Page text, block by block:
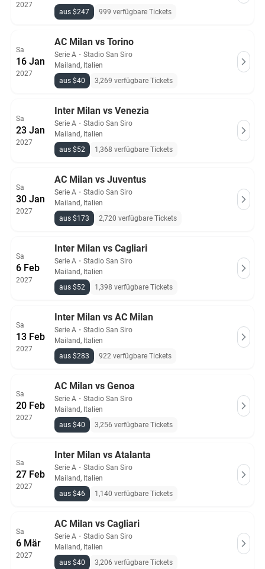
2027
aus $247
999 verfügbare Tickets
Sa
16 Jan
2027
AC Milan vs Torino
Serie A ・ Stadio San Siro
Mailand, Italien
aus $40
3,269 verfügbare Tickets
Sa
23 Jan
2027
Inter Milan vs Venezia
Serie A ・ Stadio San Siro
Mailand, Italien
aus $52
1,368 verfügbare Tickets
Sa
30 Jan
2027
AC Milan vs Juventus
Serie A ・ Stadio San Siro
Mailand, Italien
aus $173
2,720 verfügbare Tickets
Sa
6 Feb
2027
Inter Milan vs Cagliari
Serie A ・ Stadio San Siro
Mailand, Italien
aus $52
1,398 verfügbare Tickets
Sa
13 Feb
2027
Inter Milan vs AC Milan
Serie A ・ Stadio San Siro
Mailand, Italien
aus $283
922 verfügbare Tickets
Sa
20 Feb
2027
AC Milan vs Genoa
Serie A ・ Stadio San Siro
Mailand, Italien
aus $40
3,256 verfügbare Tickets
Sa
27 Feb
2027
Inter Milan vs Atalanta
Serie A ・ Stadio San Siro
Mailand, Italien
aus $46
1,140 verfügbare Tickets
Sa
6 Mär
2027
AC Milan vs Cagliari
Serie A ・ Stadio San Siro
Mailand, Italien
aus $40
3,206 verfügbare Tickets